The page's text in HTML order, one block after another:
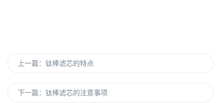
上一篇： 钛棒滤芯的特点
下一篇： 钛棒滤芯的注意事项